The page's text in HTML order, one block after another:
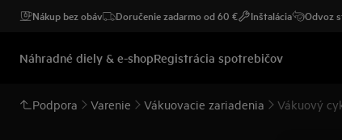
Nákup bez obáv Doručenie zadarmo od 60 € Inštalácia Odvoz
Náhradné diely & e-shopRegistrácia spotrebičov
Podpora Varenie Vákuovacie zariadenia Vákuový